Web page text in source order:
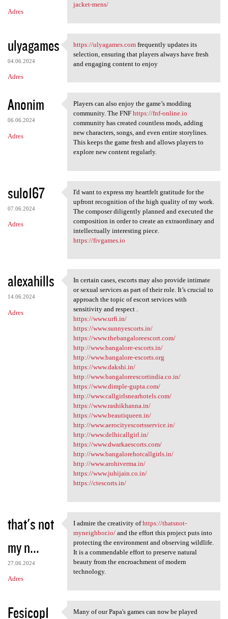
Adres
jacket-mens/
ulyagames
04.06.2024
Adres
https://ulyagames.com
https://ulyagames.comfrequently updates its
selection, ensuring that players always have fresh
and engaging content to enjoy
Anonim
06.06.2024
Adres
Players can also enjoy the
Players can also enjoy the game’s modding
community. The FNF https://fnf-online.io
community has created countless mods, adding
new characters, songs, and even entire storylines.
This keeps the game fresh and allows players to
explore new content regularly.
sulo167
07.06.2024
Adres
I'd want to express my
I'd want to express my heartfelt gratitude for the
upfront recognition of the high quality of my work.
The composer diligently planned and executed the
composition in order to create an extraordinary and
intellectually interesting piece.
https://fivgames.io
alexahills
14.06.2024
Adres
In certain cases, escorts may
In certain cases, escorts may also provide intimate
or sexual services as part of their role. It’s crucial to
approach the topic of escort services with
sensitivity and respect .
https://www.urfi.in/
https://www.sunnyescorts.in/
https://www.thebangaloreescort.com/
http://www.bangalore-escorts.in/
http://www.bangalore-escorts.org
https://www.dakshi.in/
http://www.bangaloreescortindia.co.in/
https://www.dimple-gupta.com/
http://www.callgirlsnearhotels.com/
https://www.rashikhanna.in/
https://www.beautiqueen.in/
http://www.aerocityescortsservice.in/
http://www.delhicallgirl.in/
https://www.dwarkaescorts.com/
http://www.bangalorehotcallgirls.in/
http://www.arohiverma.in/
https://www.juhijain.co.in/
https://ctescorts.in/
that's not
my n...
27.06.2024
Adres
I admire the creativity of
I admire the creativity ofhttps://thatsnot-
myneighbor.io/and the effort this project puts into
protecting the environment and observing wildlife.
It is a commendable effort to preserve natural
beauty from the encroachment of modern
technology.
Fesicop1
Many of our Papa's games can now be played